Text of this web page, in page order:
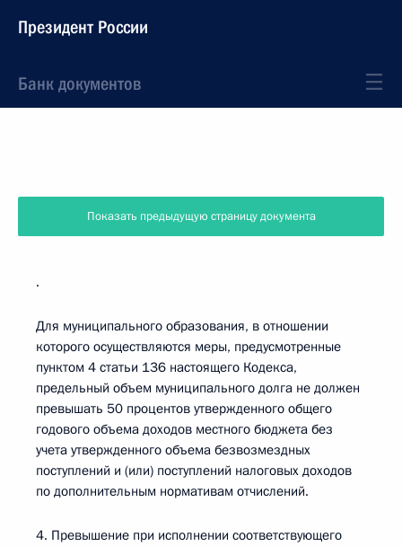
Президент России
Банк документов
Показать предыдущую страницу документа
.
Для муниципального образования, в отношении
которого осуществляются меры, предусмотренные
пунктом 4 статьи 136 настоящего Кодекса,
предельный объем муниципального долга не должен
превышать 50 процентов утвержденного общего
годового объема доходов местного бюджета без
учета утвержденного объема безвозмездных
поступлений и (или) поступлений налоговых доходов
по дополнительным нормативам отчислений.
4. Превышение при исполнении соответствующего